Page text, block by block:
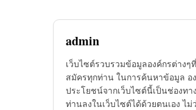
admin
เว็บไซต์รวบรวมข้อมูลองค์กรต่าง
สมัครทุกท่าน ในการค้นหาข้อมูล อ
ประโยชน์จากเว็บไซต์นี้เป็นช่องท
ท่านลงในเว็บไซต์ได้ด้วยตนเอง ไ